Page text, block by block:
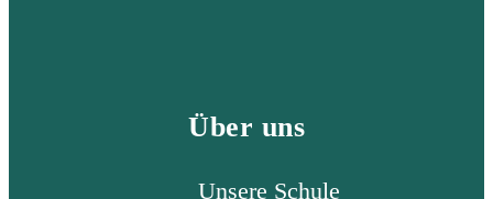
Über uns
Unsere Schule